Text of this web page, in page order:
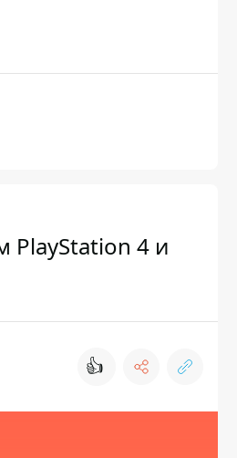
PlayStation 4 и
👍